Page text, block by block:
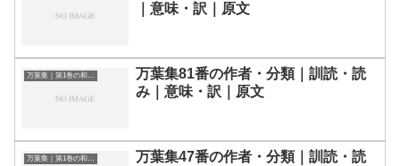
｜意味・訳｜原文
万葉集｜第1巻の和歌一覧
万葉集81番の作者・分類｜訓読・読
み｜意味・訳｜原文
万葉集｜第1巻の和歌一覧
万葉集47番の作者・分類｜訓読・読